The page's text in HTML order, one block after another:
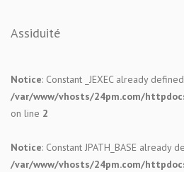
Assiduité
Notice: Constant _JEXEC already
/var/www/vhosts/24pm.com/
on line 2
Notice: Constant JPATH_BASE already
/var/www/vhosts/24pm.com/